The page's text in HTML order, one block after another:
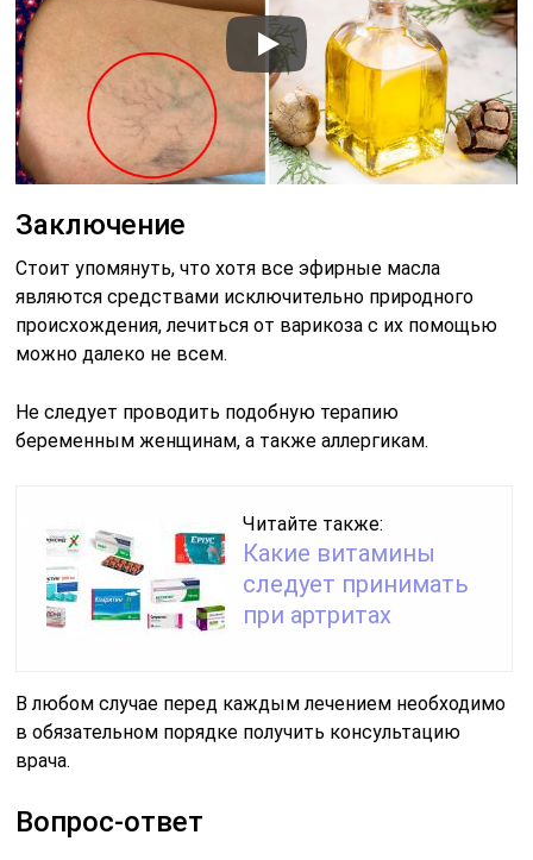
Заключение
Стоит упомянуть, что хотя все эфирные масла
являются средствами исключительно природного
происхождения, лечиться от варикоза с их помощью
можно далеко не всем.
Не следует проводить подобную терапию
беременным женщинам, а также аллергикам.
Читайте также:
Какие витамины
следует принимать
при артритах
В любом случае перед каждым лечением необходимо
в обязательном порядке получить консультацию
врача.
Вопрос-ответ